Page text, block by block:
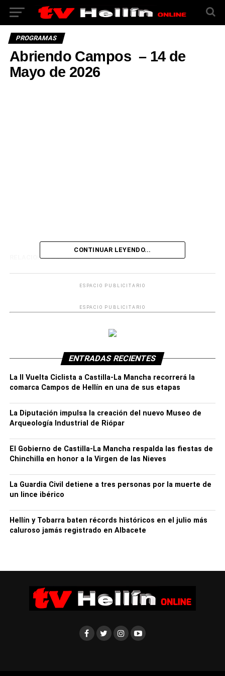
PROGRAMAS
Abriendo Campos – 14 de
Mayo de 2026
RELACIONADOS: ABRIENDO CAMPOS
CONTINUAR LEYENDO...
ESPACIO PUBLICITARIO
ESPACIO PUBLICITARIO
ENTRADAS RECIENTES
La II Vuelta Ciclista a Castilla-La Mancha recorrerá la
comarca Campos de Hellín en una de sus etapas
La Diputación impulsa la creación del nuevo Museo de
Arqueología Industrial de Riópar
El Gobierno de Castilla-La Mancha respalda las fiestas de
Chinchilla en honor a la Virgen de las Nieves
La Guardia Civil detiene a tres personas por la muerte de
un lince ibérico
Hellín y Tobarra baten récords históricos en el julio más
caluroso jamás registrado en Albacete